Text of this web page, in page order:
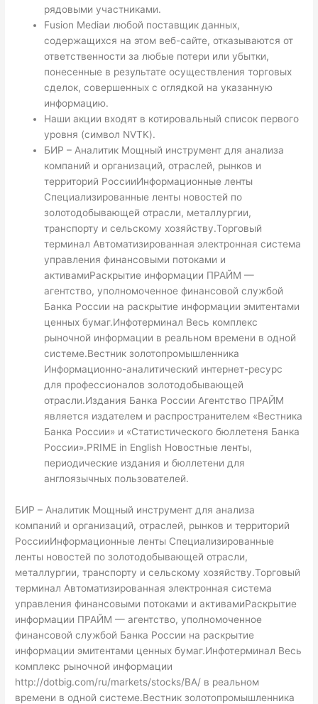
рядовыми участниками.
Fusion Mediaи любой поставщик данных,
содержащихся на этом веб-сайте, отказываются от
ответственности за любые потери или убытки,
понесенные в результате осуществления торговых
сделок, совершенных с оглядкой на указанную
информацию.
Наши акции входят в котировальный список первого
уровня (символ NVTK).
БИР – Аналитик Мощный инструмент для анализа
компаний и организаций, отраслей, рынков и
территорий РоссииИнформационные ленты
Специализированные ленты новостей по
золотодобывающей отрасли, металлургии,
транспорту и сельскому хозяйству.Торговый
терминал Автоматизированная электронная система
управления финансовыми потоками и
активамиРаскрытие информации ПРАЙМ —
агентство, уполномоченное финансовой службой
Банка России на раскрытие информации эмитентами
ценных бумаг.Инфотерминал Весь комплекс
рыночной информации в реальном времени в одной
системе.Вестник золотопромышленника
Информационно-аналитический интернет-ресурс
для профессионалов золотодобывающей
отрасли.Издания Банка России Агентство ПРАЙМ
является издателем и распространителем «Вестника
Банка России» и «Статистического бюллетеня Банка
России».PRIME in English Новостные ленты,
периодические издания и бюллетени для
англоязычных пользователей.
БИР – Аналитик Мощный инструмент для анализа
компаний и организаций, отраслей, рынков и территорий
РоссииИнформационные ленты Специализированные
ленты новостей по золотодобывающей отрасли,
металлургии, транспорту и сельскому хозяйству.Торговый
терминал Автоматизированная электронная система
управления финансовыми потоками и активамиРаскрытие
информации ПРАЙМ — агентство, уполномоченное
финансовой службой Банка России на раскрытие
информации эмитентами ценных бумаг.Инфотерминал Весь
комплекс рыночной информации
http://dotbig.com/ru/markets/stocks/BA/ в реальном
времени в одной системе.Вестник золотопромышленника